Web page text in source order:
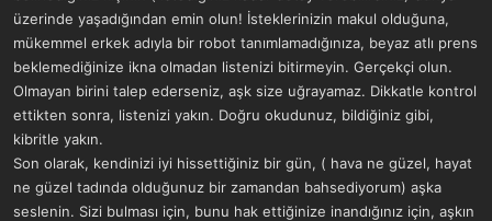
üzerinde yaşadığından emin olun! İsteklerinizin makul olduğuna,
mükemmel erkek adıyla bir robot tanımlamadığınıza, beyaz atlı prens
beklemediğinize ikna olmadan listenizi bitirmeyin. Gerçekçi olun.
Olmayan birini talep ederseniz, aşk size uğrayamaz. Dikkatle kontrol
ettikten sonra, listenizi yakın. Doğru okudunuz, bildiğiniz gibi,
kibritle yakın.
Son olarak, kendinizi iyi hissettiğiniz bir gün, ( hava ne güzel, hayat
ne güzel tadında olduğunuz bir zamandan bahsediyorum) aşka
seslenin. Sizi bulması için, bunu hak ettiğinize inandığınız için, aşkın